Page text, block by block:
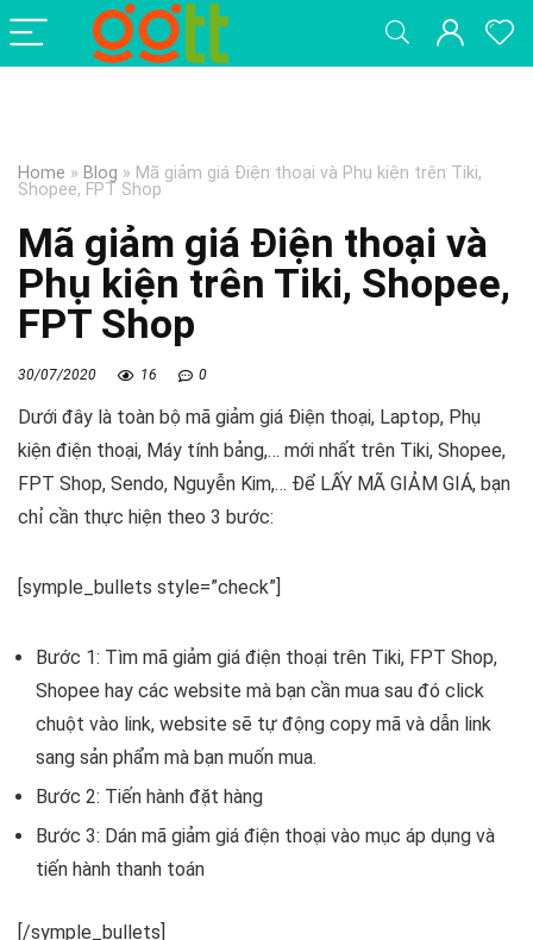
Home » Blog » Mã giảm giá Điện thoại và Phụ kiện trên Tiki,
Shopee, FPT Shop
Mã giảm giá Điện thoại và
Phụ kiện trên Tiki, Shopee,
FPT Shop
30/07/2020 16 0
Dưới đây là toàn bộ mã giảm giá Điện thoại, Laptop, Phụ
kiện điện thoại, Máy tính bảng,… mới nhất trên Tiki, Shopee,
FPT Shop, Sendo, Nguyễn Kim,… Để LẤY MÃ GIẢM GIÁ, bạn
chỉ cần thực hiện theo 3 bước:
[symple_bullets style=”check”]
Bước 1: Tìm mã giảm giá điện thoại trên Tiki, FPT Shop,
Shopee hay các website mà bạn cần mua sau đó click
chuột vào link, website sẽ tự động copy mã và dẫn link
sang sản phẩm mà bạn muốn mua.
Bước 2: Tiến hành đặt hàng
Bước 3: Dán mã giảm giá điện thoại vào mục áp dụng và
tiến hành thanh toán
[/symple_bullets]